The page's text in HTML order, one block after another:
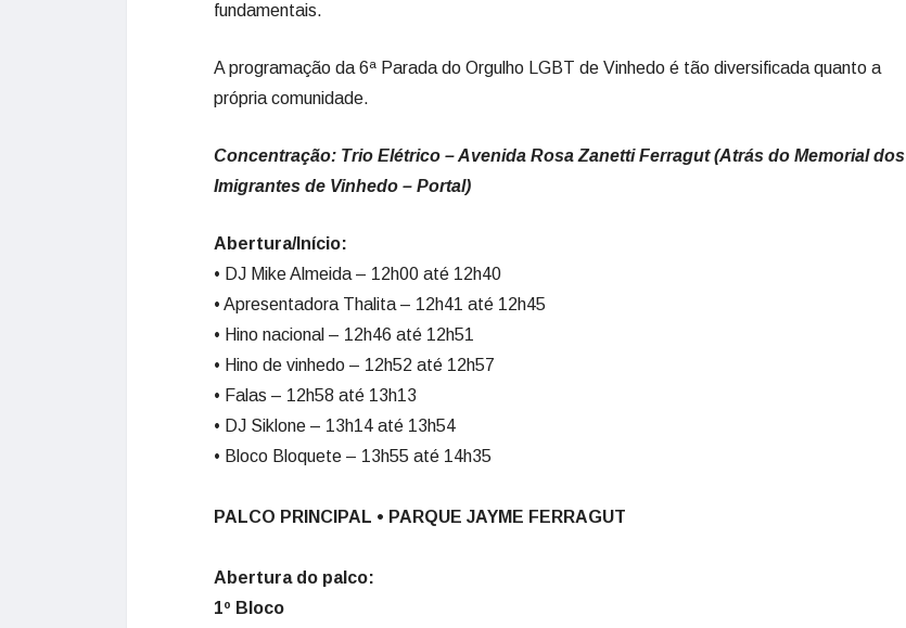
fundamentais.
A programação da 6ª Parada do Orgulho LGBT de Vinhedo é tão diversificada quanto a
própria comunidade.
Concentração: Trio Elétrico – Avenida Rosa Zanetti Ferragut (Atrás do Memorial dos
Imigrantes de Vinhedo – Portal)
Abertura/Início:
• DJ Mike Almeida – 12h00 até 12h40
• Apresentadora Thalita – 12h41 até 12h45
• Hino nacional – 12h46 até 12h51
• Hino de vinhedo – 12h52 até 12h57
• Falas – 12h58 até 13h13
• DJ Siklone – 13h14 até 13h54
• Bloco Bloquete – 13h55 até 14h35
PALCO PRINCIPAL • PARQUE JAYME FERRAGUT
Abertura do palco:
1º Bloco